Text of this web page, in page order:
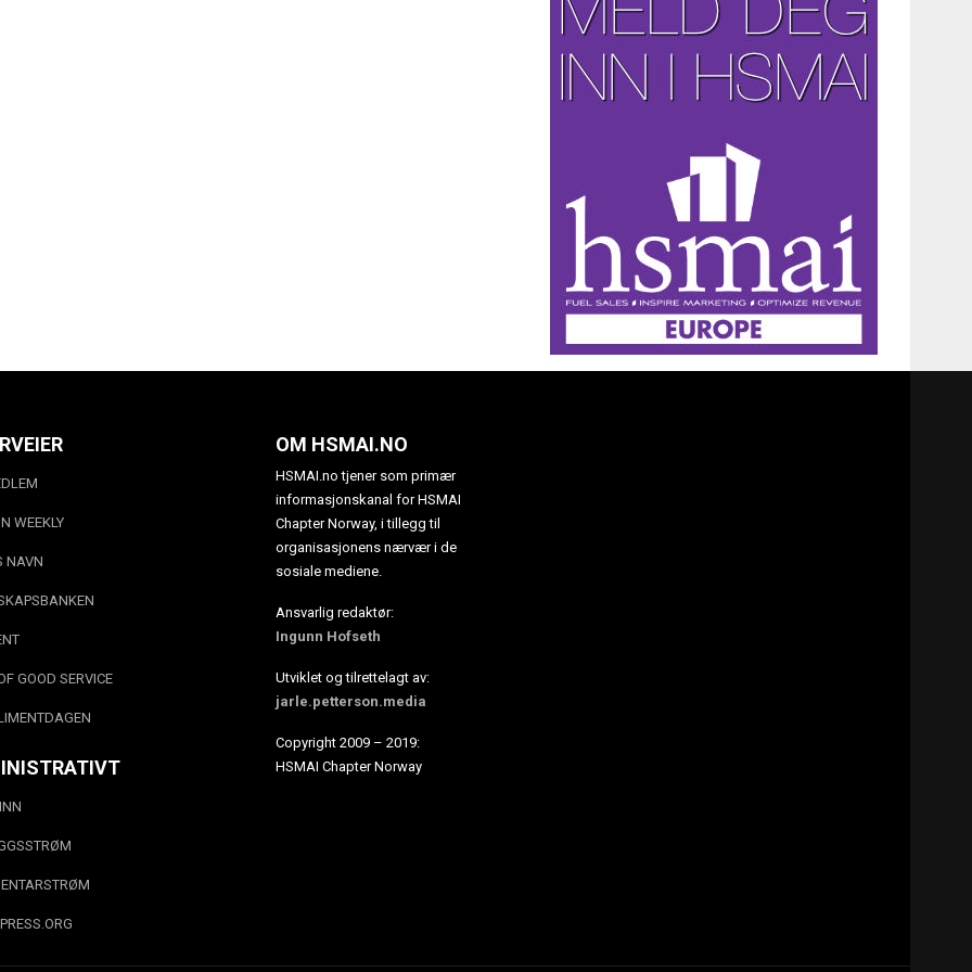
WEEKLY
NAVN
GOOD SERVICE
OM HSMAI.NO
HSMAI.no tjener som primær
informasjonskanal for HSMAI
Chapter Norway, i tillegg til
organisasjonens nærvær i de
sosiale mediene.
Ansvarlig redaktør:
Ingunn Hofseth
Utviklet og tilrettelagt av:
jarle.petterson.media
Copyright 2009 – 2019:
HSMAI Chapter Norway